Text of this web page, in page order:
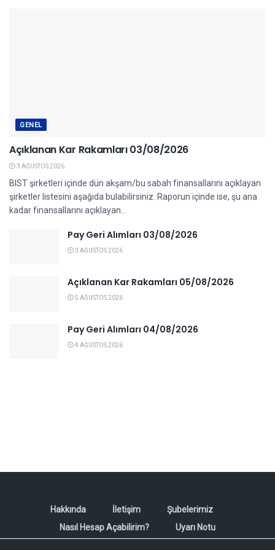
GENEL
Açıklanan Kar Rakamları 03/08/2026
3 AĞUSTOS 2026
BIST şirketleri içinde dün akşam/bu sabah finansallarını açıklayan
şirketler listesini aşağıda bulabilirsiniz. Raporun içinde ise, şu ana
kadar finansallarını açıklayan...
Pay Geri Alımları 03/08/2026
3 AĞUSTOS 2026
Açıklanan Kar Rakamları 05/08/2026
5 AĞUSTOS 2026
Pay Geri Alımları 04/08/2026
4 AĞUSTOS 2026
Hakkında İletişim
Şubelerimiz
Nasıl Hesap Açabilirim?
Uyarı Notu